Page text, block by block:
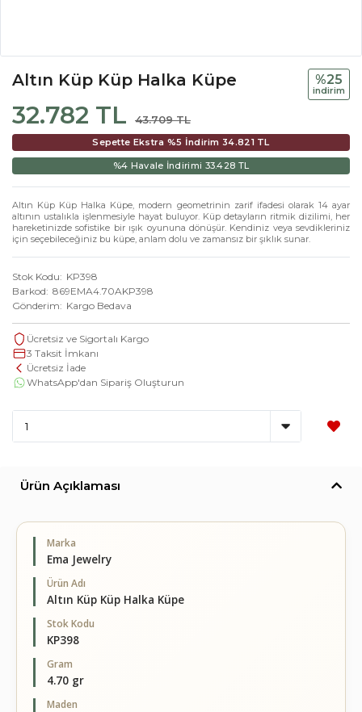
Altın Küp Küp Halka Küpe
32.782 TL 43.709 TL
%25
i̇ndi̇ri̇m
Sepette Ekstra %5 İndirim 34.821 TL
%4 Havale İndirimi 33.428 TL
Altın Küp Küp Halka Küpe, modern geometrinin zarif ifadesi olarak 14 ayar
altının ustalıkla işlenmesiyle hayat buluyor. Küp detayların ritmik dizilimi, her
hareketinizde sofistike bir ışık oyununa dönüşür. Kendiniz veya sevdikleriniz
için seçebileceğiniz bu küpe, anlam dolu ve zamansız bir şıklık sunar.
Stok Kodu
KP398
Barkod 869EMA4.70AKP398
Gönderim
Kargo Bedava
Ücretsiz ve Sigortalı Kargo
3 Taksit İmkanı
Ücretsiz İade
WhatsApp'dan Sipariş Oluşturun
Ürün Açıklaması
Marka
Ema Jewelry
Ürün Adı
Altın Küp Küp Halka Küpe
Stok Kodu
KP398
Gram
4.70 gr
Maden